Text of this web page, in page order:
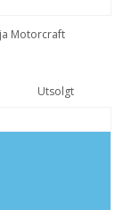
Motorcraft
Utsolgt